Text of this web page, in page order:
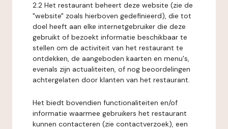
2.2 Het restaurant beheert deze website (zie de
"website" zoals hierboven gedefinieerd), die tot
doel heeft aan elke internetgebruiker die deze
gebruikt of bezoekt informatie beschikbaar te
stellen om de activiteit van het restaurant te
ontdekken, de aangeboden kaarten en menu's,
evenals zijn actualiteiten, of nog beoordelingen
achtergelaten door klanten van het restaurant.
Het biedt bovendien functionaliteiten en/of
informatie waarmee gebruikers het restaurant
kunnen contacteren (zie contactverzoek), een